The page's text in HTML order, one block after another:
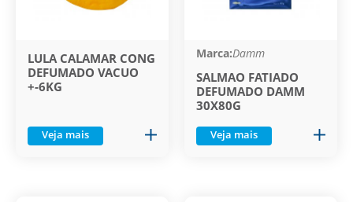
LULA CALAMAR CONG
DEFUMADO VACUO
+-6KG
Veja mais
Marca:Damm
SALMAO FATIADO
DEFUMADO DAMM
30X80G
Veja mais